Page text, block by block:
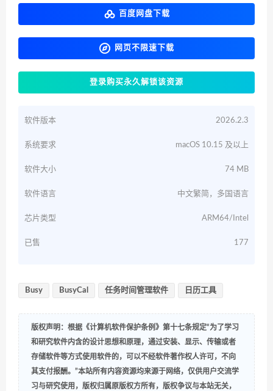
百度网盘下载
网页不限速下载
登录购买永久解锁该资源
软件版本 2026.2.3
系统要求 macOS 10.15 及以上
软件大小 74 MB
软件语言 中文繁简，多国语言
芯片类型 ARM64/Intel
已售 177
Busy BusyCal 任务时间管理软件 日历工具
版权声明：根据《计算机软件保护条例》第十七条规定“为了学习
和研究软件内含的设计思想和原理，通过安装、显示、传输或者
存储软件等方式使用软件的，可以不经软件著作权人许可，不向
其支付报酬。”本站所有内容资源均来源于网络，仅供用户交流学
习与研究使用，版权归属原版权方所有，版权争议与本站无关，